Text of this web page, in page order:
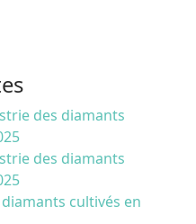
des diamants
des diamants
cultivés en